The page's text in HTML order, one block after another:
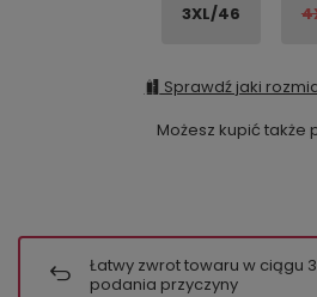
3XL/46
Sprawdź jaki
Możesz kupić także
Łatwy zwrot towaru w ciągu
podania przyczyny